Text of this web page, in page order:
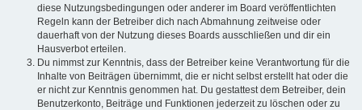
diese Nutzungsbedingungen oder anderer im Board veröffentlichten
Regeln kann der Betreiber dich nach Abmahnung zeitweise oder
dauerhaft von der Nutzung dieses Boards ausschließen und dir ein
Hausverbot erteilen.
Du nimmst zur Kenntnis, dass der Betreiber keine Verantwortung für die
Inhalte von Beiträgen übernimmt, die er nicht selbst erstellt hat oder die
er nicht zur Kenntnis genommen hat. Du gestattest dem Betreiber, dein
Benutzerkonto, Beiträge und Funktionen jederzeit zu löschen oder zu